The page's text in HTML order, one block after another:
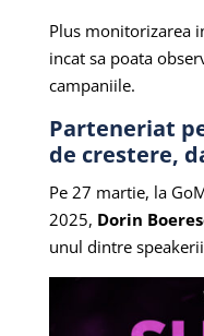
Plus monitorizarea
incat sa poata
campaniile.
Parteneriat
de crestere,
Pe 27 martie, la
2025, Dorin
unul dintre